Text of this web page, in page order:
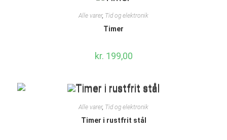
Alle varer, Tid og elektronik
Timer
kr. 199,00
Alle varer, Tid og elektronik
Timer i rustfrit stål